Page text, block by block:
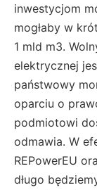
inwestycjom
mogłaby w
1 mld m3.
elektrycznej
państwowy
oparciu o
podmiotowi
odmawia. W
REPowerEU
długo